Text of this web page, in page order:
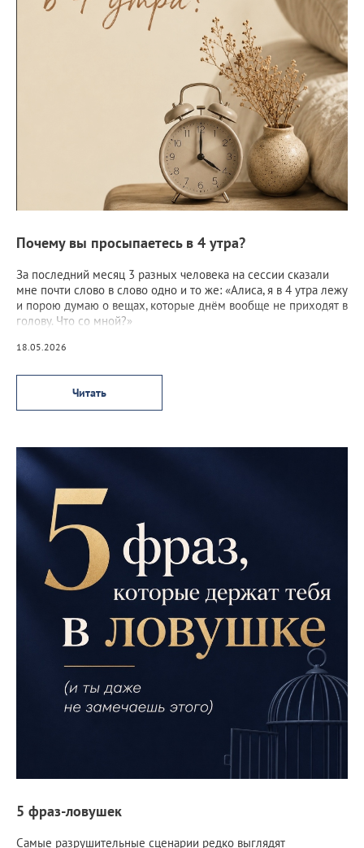
Почему вы просыпаетесь в 4 утра?
За последний месяц 3 разных человека на сессии сказали
мне почти слово в слово одно и то же: «Алиса, я в 4 утра лежу
и порою думаю о вещах, которые днём вообще не приходят в
голову. Что со мной?»
18.05.2026
Читать
5 фраз-ловушек
Самые разрушительные сценарии редко выглядят